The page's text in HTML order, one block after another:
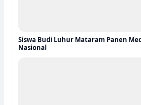
Siswa Budi Luhur Mataram Panen
Nasional